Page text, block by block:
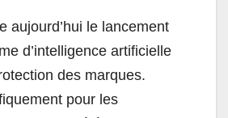
aujourd’hui le lancement
d’intelligence artificielle
des marques.
pour les